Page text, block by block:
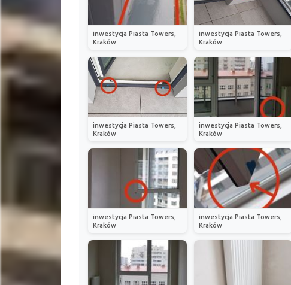
inwestycja Piasta Towers,
Kraków
inwestycja Piasta Towers,
Kraków
inwestycja Piasta Towers,
Kraków
inwestycja Piasta Towers,
Kraków
inwestycja Piasta Towers,
Kraków
inwestycja Piasta Towers,
Kraków